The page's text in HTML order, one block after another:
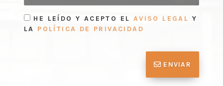
HE LEÍDO Y ACEPTO EL AVISO LEGAL Y
LA POLÍTICA DE PRIVACIDAD
ENVIAR